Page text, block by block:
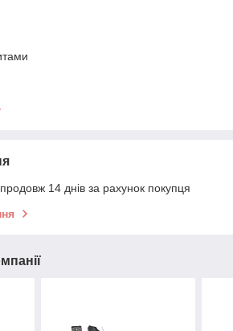
14 днів за рахунок покупця